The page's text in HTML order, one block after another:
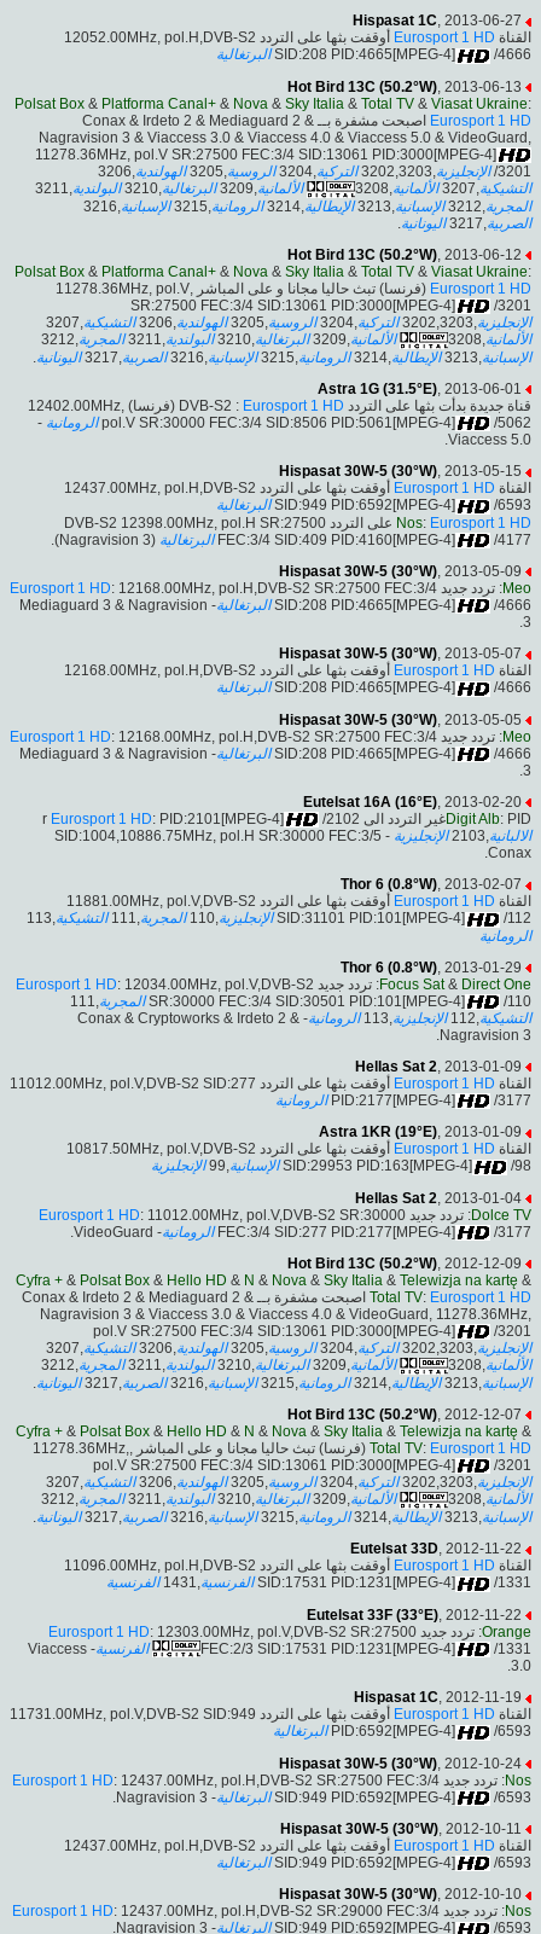
Hispasat 1C, 2013-06-27
القناة Eurosport 1 HD
أوقفت بثها على التردد 12052.00MHz, pol.H,DVB-S2
SID:208 PID:4665[MPEG-4]
/4666
البرتغالية
Hot Bird 13C (50.2°W) , 2013-06-13
Polsat Box & Platforma Canal+ & Nova & Sky Italia & Total TV & Viasat Ukraine:
Eurosport 1 HD
اصبحت مشفرة بــ Conax & Irdeto 2 & Mediaguard 2 &
Nagravision 3 & Viaccess 3.0 & Viaccess 4.0 & Viaccess 5.0 & VideoGuard,
11278.36MHz, pol.V SR:27500 FEC:3/4 SID:13061 PID:3000[MPEG-4]
/3201 الإنجليزية,3202,3203 التركية,3204 الروسية,3205 الهولندية,3206
التشيكية,3207 الألمانية,3208 الألمانية,3209 البرتغالية,3210 البولندية,3211
المجرية,3212 الإسبانية,3213 الإيطالية,3214 الرومانية,3215 الإسبانية,3216
الصربية,3217 اليونانية.
Hot Bird 13C (50.2°W), 2013-06-12
Polsat Box & Platforma Canal+ & Nova & Sky Italia & Total TV & Viasat Ukraine:
Eurosport 1 HD
(فرنسا) تبث حاليا مجانا و على المباشر ,11278.36MHz, pol.V
SR:27500 FEC:3/4 SID:13061 PID:3000[MPEG-4]
/3201
الإنجليزية,3202,3203 التركية,3204 الروسية,3205 الهولندية,3206 التشيكية,3207
الألمانية,3208 الألمانية,3209 البرتغالية,3210 البولندية,3211 المجرية,3212
الإسبانية,3213 الإيطالية,3214 الرومانية,3215 الإسبانية,3216 الصربية,3217 اليونانية.
Astra 1G (31.5°E), 2013-06-01
قناة جديدة بدأت بثها على التردد DVB-S2 : Eurosport 1 HD
(فرنسا) 12402.00MHz,
pol.V SR:30000 FEC:3/4 SID:8506 PID:5061[MPEG-4]
/5062 الرومانية -
Viaccess 5.0.
Hispasat 30W-5 (30°W), 2013-05-15
القناة Eurosport 1 HD
أوقفت بثها على التردد 12437.00MHz, pol.H,DVB-S2
SID:949 PID:6592[MPEG-4]
/6593
البرتغالية
Nos: Eurosport 1 HD
على التردد DVB-S2 12398.00MHz, pol.H SR:27500
FEC:3/4 SID:409 PID:4160[MPEG-4]
/4177 البرتغالية (Nagravision 3).
Hispasat 30W-5 (30°W), 2013-05-09
Meo: تردد جديد Eurosport 1 HD: 12168.00MHz, pol.H,DVB-S2 SR:27500 FEC:3/4
SID:208 PID:4665[MPEG-4]
/4666 البرتغالية
- Mediaguard 3 & Nagravision
3.
Hispasat 30W-5 (30°W), 2013-05-07
القناة Eurosport 1 HD
أوقفت بثها على التردد 12168.00MHz, pol.H,DVB-S2
SID:208 PID:4665[MPEG-4]
/4666
البرتغالية
Hispasat 30W-5 (30°W) , 2013-05-05
Meo: تردد جديد Eurosport 1 HD: 12168.00MHz, pol.H,DVB-S2 SR:27500 FEC:3/4
SID:208 PID:4665[MPEG-4]
/4666 البرتغالية
- Mediaguard 3 & Nagravision
3.
Eutelsat 16A (16°E), 2013-02-20
Digit Alb: PIDغير التردد الى r Eurosport 1 HD: PID:2101[MPEG-4]
/2102
الالبانية,2103 الإنجليزية SID:1004,10886.75MHz, pol.H SR:30000 FEC:3/5 -
Conax.
Thor 6 (0.8°W), 2013-02-07
القناة Eurosport 1 HD
أوقفت بثها على التردد 11881.00MHz, pol.V,DVB-S2
SID:31101 PID:101[MPEG-4]
/112 الإنجليزية,110 المجرية,111 التشيكية,113
الرومانية
Thor 6 (0.8°W) , 2013-01-29
Focus Sat& Direct One : تردد جديد Eurosport 1 HD: 12034.00MHz, pol.V,DVB-S2
SR:30000 FEC:3/4 SID:30501 PID:101[MPEG-4]
/110 المجرية
التشيكية,112 الإنجليزية,113 الرومانية - Conax & Cryptoworks & Irdeto 2 &
Nagravision 3.
Hellas Sat 2, 2013-01-09
القناة Eurosport 1 HD
أوقفت بثها على التردد 11012.00MHz, pol.V,DVB-S2 SID:277
PID:2177[MPEG-4]
/3177
الرومانية
Astra 1KR (19°E), 2013-01-09
القناة Eurosport 1 HD
أوقفت بثها على التردد 10817.50MHz, pol.V,DVB-S2
SID:29953 PID:163[MPEG-4]
/98 الإسبانية,99
الإنجليزية
Hellas Sat 2 , 2013-01-04
Dolce TV: تردد جديد Eurosport 1 HD: 11012.00MHz, pol.V,DVB-S2 SR:30000
FEC:3/4 SID:277 PID:2177[MPEG-4]
/3177 الرومانية- VideoGuard.
Hot Bird 13C (50.2°W), 2012-12-09
Cyfra + & Polsat Box & Hello HD & N & Nova & Sky Italia & Telewizja na kartę &
Total TV: Eurosport 1 HD
اصبحت مشفرة بــ Conax & Irdeto 2 & Mediaguard 2 &
Nagravision 3 & Viaccess 3.0 & Viaccess 4.0 & VideoGuard, 11278.36MHz,
pol.V SR:27500 FEC:3/4 SID:13061 PID:3000[MPEG-4]
/3201
الإنجليزية,3202,3203 التركية,3204 الروسية,3205 الهولندية,3206 التشيكية,3207
الألمانية,3208 الألمانية,3209 البرتغالية,3210 البولندية,3211 المجرية,3212
الإسبانية,3213 الإيطالية,3214 الرومانية,3215 الإسبانية,3216 الصربية,3217 اليونانية.
Hot Bird 13C (50.2°W), 2012-12-07
Cyfra + & Polsat Box & Hello HD & N & Nova & Sky Italia & Telewizja na kartę &
Total TV: Eurosport 1 HD
(فرنسا) تبث حاليا مجانا و على المباشر ,11278.36MHz,
pol.V SR:27500 FEC:3/4 SID:13061 PID:3000[MPEG-4]
/3201
الإنجليزية,3202,3203 التركية,3204 الروسية,3205 الهولندية,3206 التشيكية,3207
الألمانية,3208 الألمانية,3209 البرتغالية,3210 البولندية,3211 المجرية,3212
الإسبانية,3213 الإيطالية,3214 الرومانية,3215 الإسبانية,3216 الصربية,3217 اليونانية.
Eutelsat 33D, 2012-11-22
القناة Eurosport 1 HD
أوقفت بثها على التردد 11096.00MHz, pol.H,DVB-S2
SID:17531 PID:1231[MPEG-4]
/1331 الفرنسية,1431
الفرنسية
Eutelsat 33F (33°E) , 2012-11-22
Orange: تردد جديد Eurosport 1 HD: 12303.00MHz, pol.V,DVB-S2 SR:27500
FEC:2/3 SID:17531 PID:1231[MPEG-4]
/1331 الفرنسية - Viaccess
3.0.
Hispasat 1C, 2012-11-19
القناة Eurosport 1 HD
أوقفت بثها على التردد 11731.00MHz, pol.V,DVB-S2 SID:949
PID:6592[MPEG-4]
/6593
البرتغالية
Hispasat 30W-5 (30°W) , 2012-10-24
Nos: تردد جديد Eurosport 1 HD: 12437.00MHz, pol.H,DVB-S2 SR:27500 FEC:3/4
SID:949 PID:6592[MPEG-4]
/6593 البرتغالية- Nagravision 3.
Hispasat 30W-5 (30°W), 2012-10-11
القناة Eurosport 1 HD
أوقفت بثها على التردد 12437.00MHz, pol.H,DVB-S2
SID:949 PID:6592[MPEG-4]
/6593
البرتغالية
Hispasat 30W-5 (30°W), 2012-10-10
Nos: تردد جديد Eurosport 1 HD: 12437.00MHz, pol.H,DVB-S2 SR:29000 FEC:3/4
SID:949 PID:6592[MPEG-4]
/6593 البرتغالية- Nagravision 3.